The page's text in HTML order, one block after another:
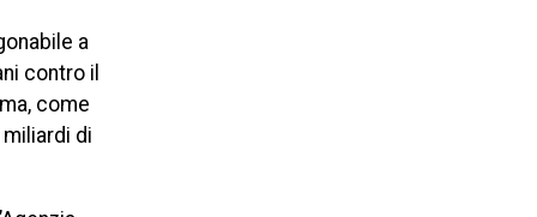
a
contro il
come
di